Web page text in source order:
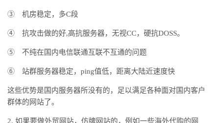
③ 机房稳定，多C段
④ 抗攻击做的好,高抗服务器，无视CC，硬抗DOSS。
⑤ 不纯在国内电信联通互联不互通的问题
⑥ 站群服务器稳定，ping值低，距离大陆近速度快
这些优势是国内服务器所没有的，足以满足各种面对国内客户
群体的网站了。
2. 如果要做外贸网站，仿牌网站的，例如一些海外代购的网